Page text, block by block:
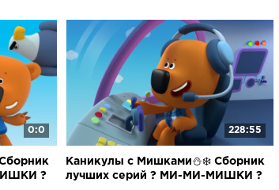
0:0
?
228:55
Каникулы с Мишками⛄❄️ Сборник
лучших серий ? МИ-МИ-МИШКИ ?